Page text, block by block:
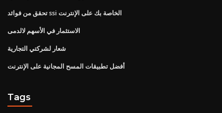
تحقق من فوائد ssi الخاصة بك على الإنترنت
الاستثمار في الأسهم لالدمى
شعار لشركتي التجارية
أفضل تطبيقات المسح المجانية على الإنترنت
Tags